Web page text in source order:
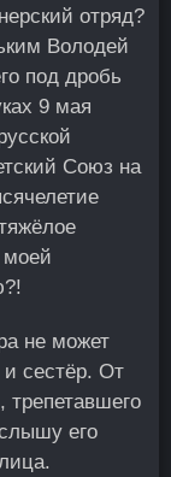
отряд?
Володей
под дробь
9 мая
Союз на
моей
не может
и сестёр. От
его